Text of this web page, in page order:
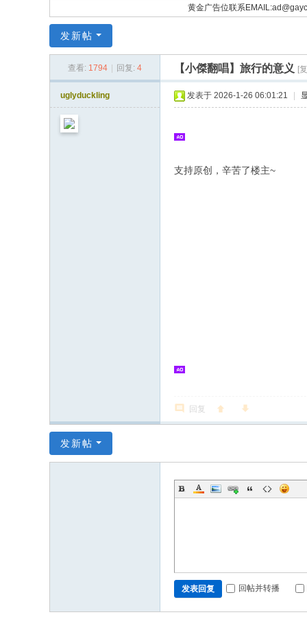
同
|
同
社
黄金广告位联系EMAIL:
发新帖
查看: 1794 回复: 4 【小傑翻唱】旅行的意义 [
uglyduckling 发表于 2026-1-26 06:01:21
支持原创，辛苦了楼主~
回复
发新帖
发表回复 回帖并转播